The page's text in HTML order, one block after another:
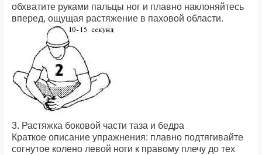
обхватите руками пальцы ног и плавно наклоняйтесь
вперед, ощущая растяжение в паховой области.
3. Растяжка боковой части таза и бедра
Краткое описание упражнения: плавно подтягивайте
согнутое колено левой ноги к правому плечу до тех